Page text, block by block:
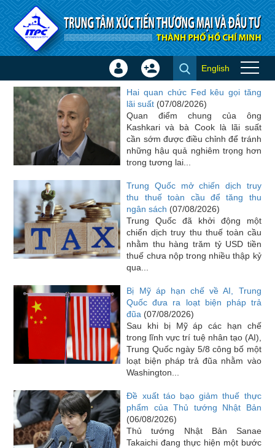
Truy cập nội dung luôn
Tin quốc tế
Đăng
Tạo
khoản
English
×
Hai quan chức Fed kêu gọi tăng
lãi suất (07/08/2026)
Quan điểm chung của ông
Kashkari và bà Cook là lãi suất
cần sớm được điều chỉnh để tránh
những hậu quả nghiêm trọng hơn
trong tương lai...
Trung Quốc mở chiến dịch truy
thu thuế toàn cầu để tăng thu
ngân sách (07/08/2026)
Trung Quốc đã khởi động một
chiến dịch truy thu thuế toàn cầu
nhằm thu hàng trăm tỷ USD tiền
thuế chưa nộp trong nhiều thập kỷ
qua...
Bị Mỹ áp hạn chế về AI, Trung
Quốc đưa ra loạt biện pháp trả
đũa (07/08/2026)
Sau khi bị Mỹ áp các hạn chế
trong lĩnh vực trí tuệ nhân tạo (AI),
Trung Quốc ngày 5/8 công bố một
loạt biện pháp trả đũa nhằm vào
Washington...
Đề xuất táo bạo giảm thuế thực
phẩm của Thủ tướng Nhật Bản
(06/08/2026)
Thủ tướng Nhật Bản Sanae
Takaichi đang thực hiện một bước